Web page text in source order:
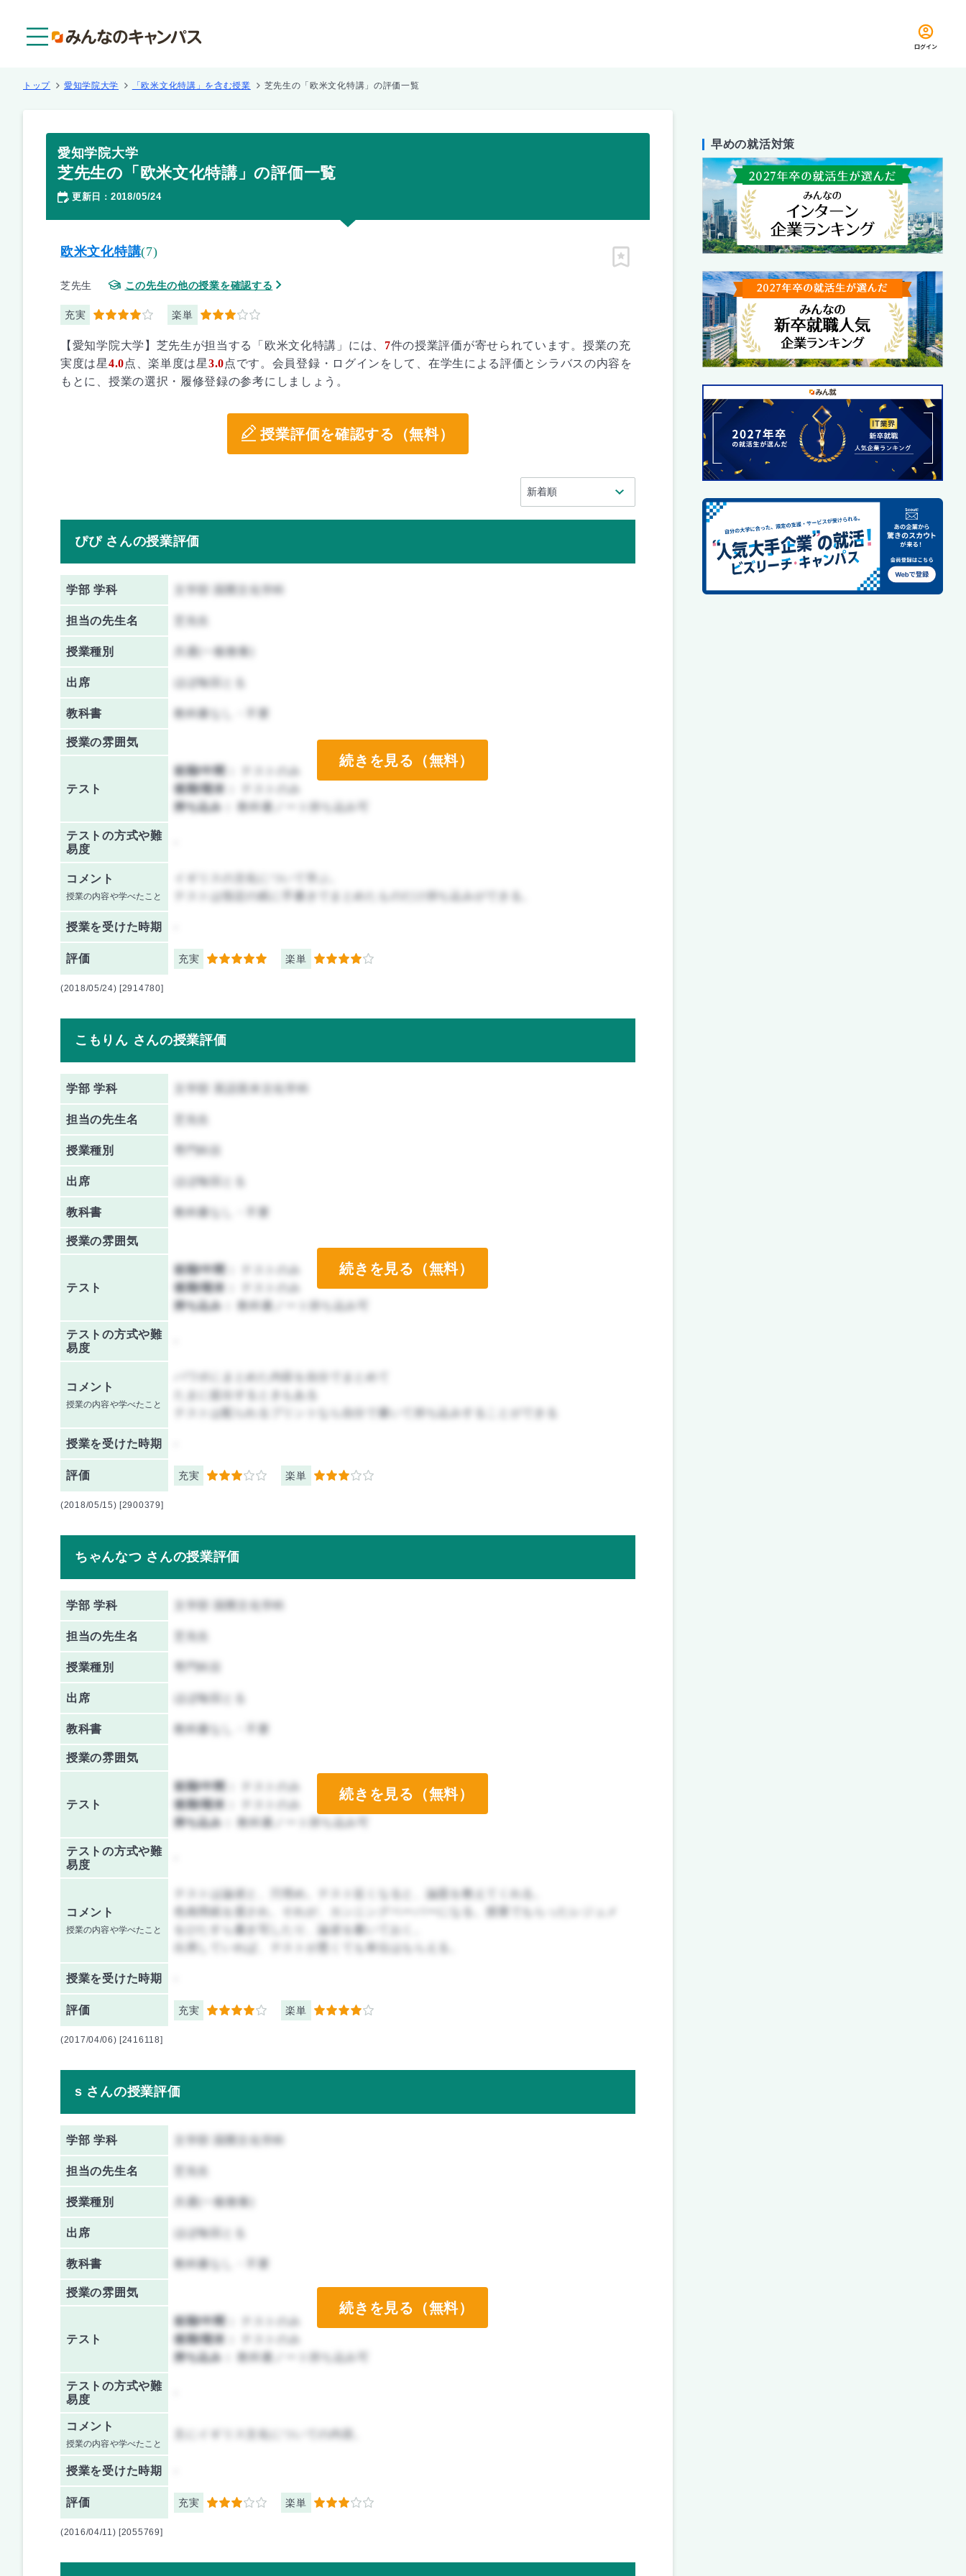
ログイン
トップ 愛知学院大学 「欧米文化特講」を含む授業 芝先生の「欧米文化特講」の評価一覧
愛知学院大学
芝先生の「欧米文化特講」の評価一覧
更新日 ： 2018/05/24
欧米文化特講(7)
芝先生 この先生の他の授業を確認する
充実 4 楽単 3
ピン留め
【愛知学院大学】芝先生が担当する「欧米文化特講」には、 7件の授業評価が寄せられています。授業の充
実度は星4.0点、楽単度は星3.0点です。会員登録・ログインをして、在学生による評価とシラバスの内容を
もとに、授業の選択・履修登録の参考にしましょう。
授業評価を確認する（無料）
ぴぴ さんの授業評価
学部 学科
担当の先生名
授業種別 共通(一般教養)
出席 ほぼ毎回とる
教科書 教科書なし・不要
授業の雰囲気
テスト
前期/中間：
テストのみ
後期/期末：
テストのみ
持ち込み：
教科書ノート持ち込み可
テストの方式や難
易度
コメント
授業の内容や学べたこと
テストは指定の紙に手書きでまとめたものだけ持ち込みができる。
授業を受けた時期
評価 充実 5 楽単 4
続きを見る（無料）
(2018/05/24) [2914780]
こもりん さんの授業評価
学部 学科
担当の先生名
授業種別 専門科目
出席 ほぼ毎回とる
教科書 教科書なし・不要
授業の雰囲気
テスト
前期/中間：
テストのみ
後期/期末：
テストのみ
持ち込み：
教科書ノート持ち込み可
テストの方式や難
易度
コメント
授業の内容や学べたこと
パワポにまとめた内容を自分でまとめて
たまに提出するときもある
テストは配られるプリントなら自分で書いて持ち込みすることができる
授業を受けた時期
評価 充実 3 楽単 3
続きを見る（無料）
(2018/05/15) [2900379]
ちゃんなつ さんの授業評価
学部 学科
担当の先生名
授業種別 専門科目
出席 ほぼ毎回とる
教科書 教科書なし・不要
授業の雰囲気
テスト
前期/中間：
テストのみ
後期/期末：
テストのみ
持ち込み：
教科書ノート持ち込み可
テストの方式や難
易度
コメント
授業の内容や学べたこと
テストは論述と、穴埋め。テスト近くなると、論題を教えてくれる。
色画用紙を渡され、それが、カンニングペーパーになる。授業でもらったレジュメ
をひたすら書き写したり、論述を書いておく。
出席していれば、テストが悪くても単位はもらえる。
授業を受けた時期
評価 充実 4 楽単 4
続きを見る（無料）
(2017/04/06) [2416118]
s さんの授業評価
学部 学科
担当の先生名
授業種別 共通(一般教養)
出席 ほぼ毎回とる
教科書 教科書なし・不要
授業の雰囲気
テスト
前期/中間：
テストのみ
後期/期末：
テストのみ
持ち込み：
教科書ノート持ち込み可
テストの方式や難
易度
コメント
授業の内容や学べたこと
授業を受けた時期
評価 充実 3 楽単 3
続きを見る（無料）
(2016/04/11) [2055769]
早めの就活対策